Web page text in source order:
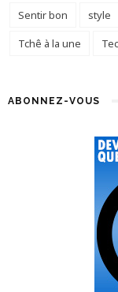
Sentir bon
style
Tchê à la une
ABONNEZ-VOUS